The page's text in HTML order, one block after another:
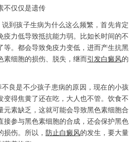
仅仅是遗传
孩子生病为什么这么频繁，首先肯定
疫力低导致抵抗能力弱。比如长时间的不
等。都会导致免疫力变低，进而产生抗黑
素细胞的损伤、脱失，继而 引发白癜风的
是不少孩子患病的原因，现在的小孩
变得焦黄了还在吃，大人也不管。饮食不
元素缺乏，这就可能会导致黑色素细胞合
接参与黑色素细胞的合成，还会保护黑色
损伤。所以， 防止白癜风的发生，要大量